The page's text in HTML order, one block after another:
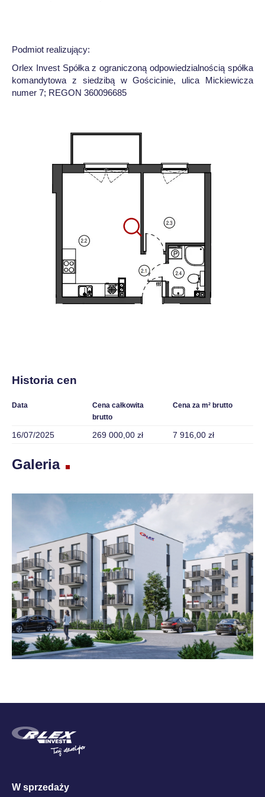
Podmiot realizujący:
Orlex Invest Spółka z ograniczoną odpowiedzialnością spółka
komandytowa z siedzibą w Gościcinie, ulica Mickiewicza
numer 7; REGON 360096685
Historia cen
Data
Cena całkowita
brutto
Cena za m² brutto
16/07/2025 269 000,00 zł 7 916,00 zł
Galeria
W sprzedaży